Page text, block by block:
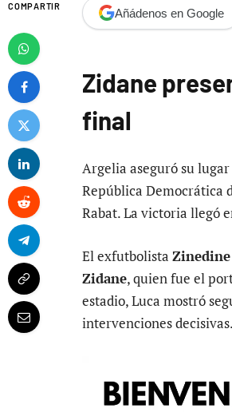
COMPARTIR Añádenos en Google
Zidane
final
Argelia aseguró su
República Democrática
Rabat. La victoria llegó
El exfutbolista
Zidane, quien fue el
estadio, Luca mostró
intervenciones decisivas.